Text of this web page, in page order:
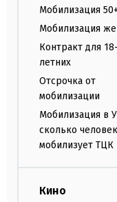
Мобилизация 50+
Мобилизация
Контракт для
летних
Отсрочка от
мобилизации
Мобилизация в
сколько человек
мобилизует ТЦК
Кино